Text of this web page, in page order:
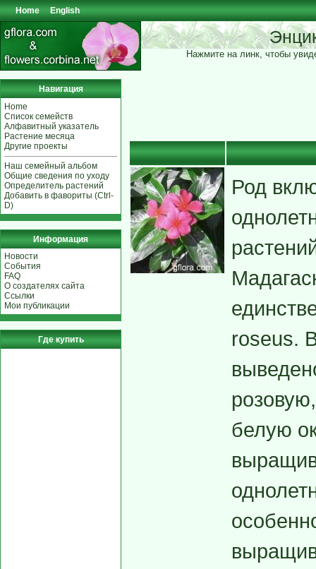
Home English
Нажмите на линк, чтобы
Навигация
Home
Список семейств
Алфавитный указатель
Растение месяца
Другие проекты
Наш семейный альбом
Общие сведения по уходу
Определитель растений
Добавить в фавориты (Ctrl-
D)
Информация
Новости
События
FAQ
О создателях сайта
Ссылки
Мои публикации
Где купить
Род
roseus.
белую